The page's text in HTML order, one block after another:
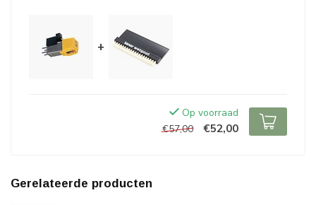
+
Op voorraad
€57,00
€52,00
Gerelateerde producten